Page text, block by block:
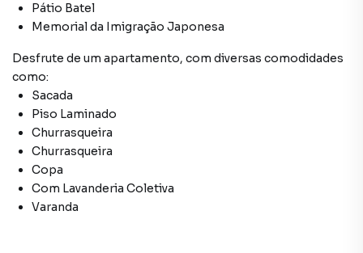
Pátio Batel
Memorial da Imigração Japonesa
Desfrute de um apartamento, com diversas comodidades
como:
Sacada
Piso Laminado
Churrasqueira
Churrasqueira
Copa
Com Lavanderia Coletiva
Varanda